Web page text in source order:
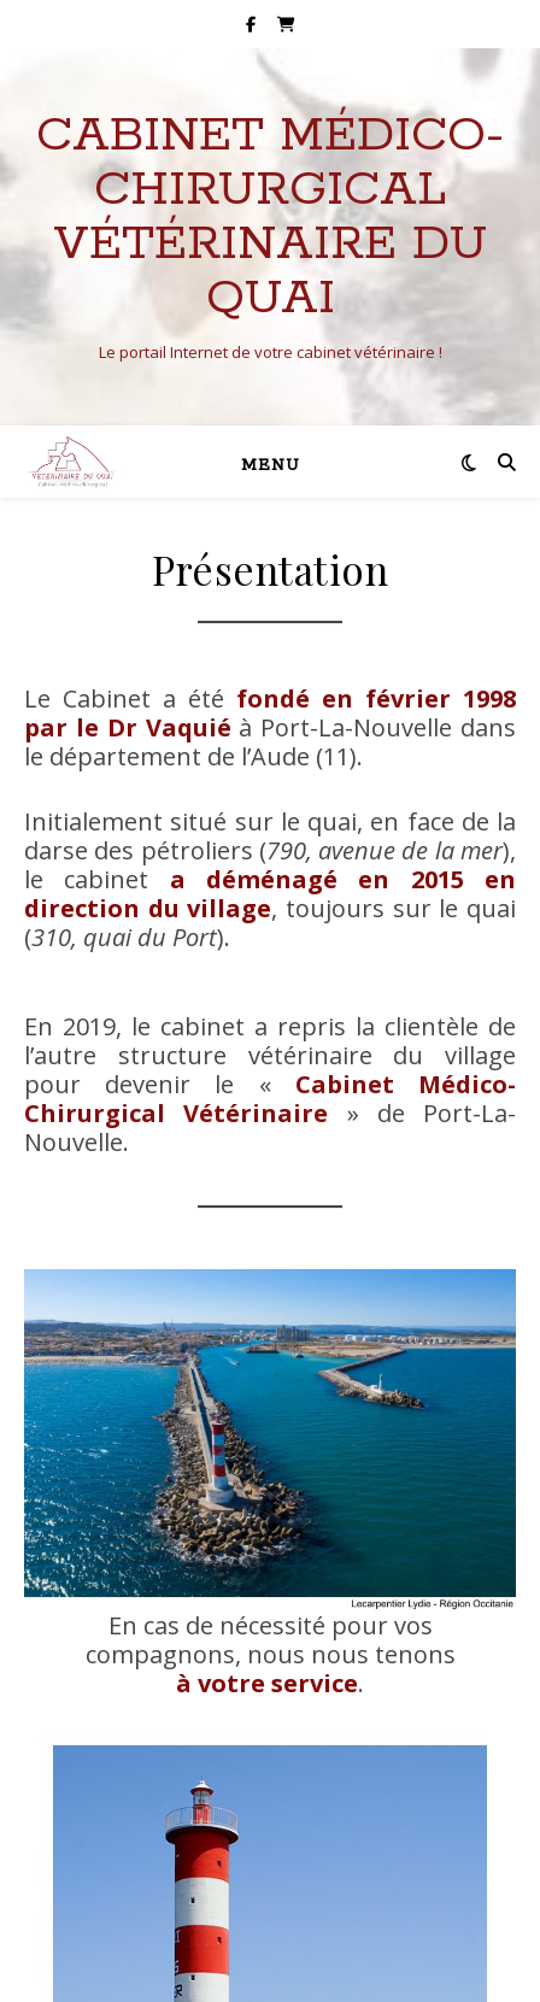
CABINET MÉDICO-
CHIRURGICAL
VÉTÉRINAIRE DU
QUAI
Le portail Internet de votre cabinet vétérinaire !
MENU
Présentation
Le Cabinet a été fondé en février 1998
par le Dr Vaquié à Port-La-Nouvelle dans
le département de l’Aude (11).
Initialement situé sur le quai, en face de la
darse des pétroliers (790, avenue de la mer),
le cabinet a déménagé en 2015 en
direction du village, toujours sur le quai
(310, quai du Port).
En 2019, le cabinet a repris la clientèle de
l’autre structure vétérinaire du village
pour devenir le « Cabinet Médico-
Chirurgical Vétérinaire » de Port-La-
Nouvelle.
En cas de nécessité pour vos
compagnons, nous nous tenons
à votre service.